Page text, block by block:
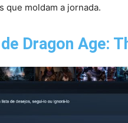
que moldam a jornada.
Dragon Age: